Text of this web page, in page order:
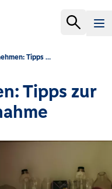
Kredit aufnehmen: Tipps zur Kreditaufnahme
Tipps zur